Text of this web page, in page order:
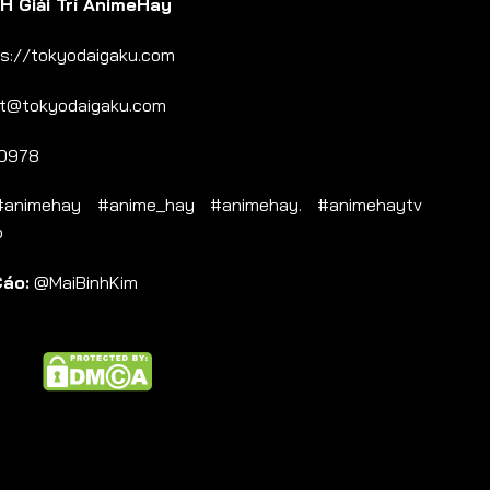
Giải Trí AnimeHay
tokyodaigaku.com
#anime_hay #animehay. #animehaytv
@MaiBinhKim